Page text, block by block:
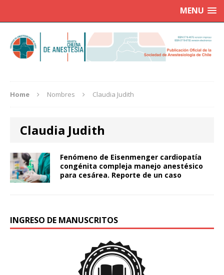
MENU
Home Nombres Claudia Judith
Claudia Judith
Fenómeno de Eisenmenger cardiopatía
congénita compleja manejo anestésico
para cesárea. Reporte de un caso
INGRESO DE MANUSCRITOS